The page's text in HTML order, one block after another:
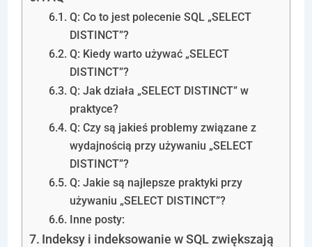
Q: Co to jest polecenie SQL „SELECT
DISTINCT”?
Q: Kiedy warto używać „SELECT
DISTINCT”?
Q: Jak działa „SELECT DISTINCT” w
praktyce?
Q: Czy są jakieś problemy związane z
wydajnością przy używaniu „SELECT
DISTINCT”?
Q: Jakie są najlepsze praktyki przy
używaniu „SELECT DISTINCT”?
Inne posty:
Indeksy i indeksowanie w SQL zwiększają